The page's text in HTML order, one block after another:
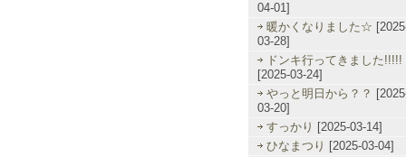
04-01]
暖かくなりました☆
03-28]
ドンキ行ってきました!!!!!
[2025-03-24]
やっと明日から？？
03-20]
すっかり [2025-03-14]
ひなまつり [2025-03-04]